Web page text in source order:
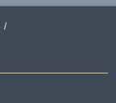
/